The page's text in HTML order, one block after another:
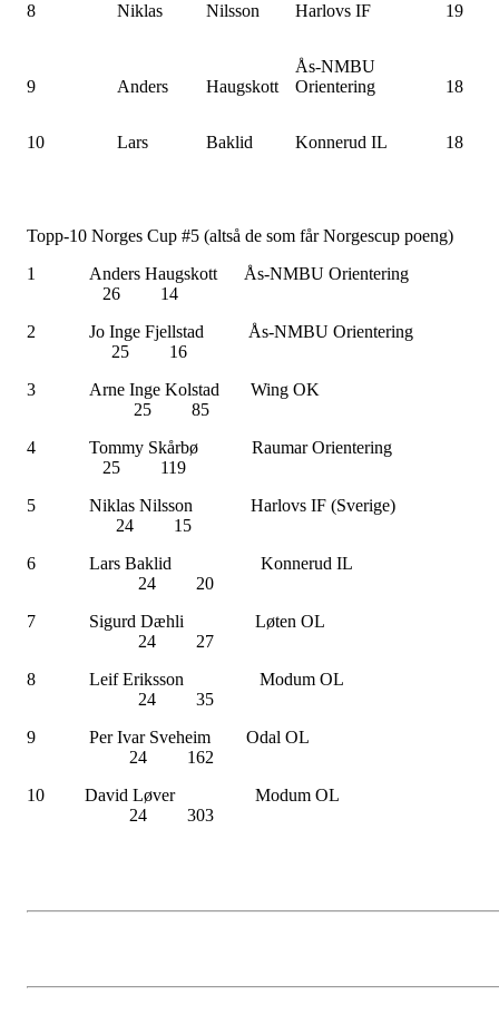
8 Niklas Nilsson Harlovs IF 19
9 Anders Haugskott
Ås-NMBU
Orientering
18
10 Lars Baklid Konnerud IL 18
Topp-10 Norges Cup #5 (altså de som får Norgescup poeng)
1 Anders Haugskott Ås-NMBU
26 14
2 Jo Inge Fjellstad Ås-NMBU
25 16
3 Arne Inge Kolstad Wing
25 85
4 Tommy Skårbø Raumar
25 119
5 Niklas Nilsson Harlovs IF
24 15
6 Lars Baklid Konnerud
24 20
7 Sigurd Dæhli Løten
24 27
8 Leif Eriksson Modum
24 35
9 Per Ivar Sveheim Odal
24 162
10 David Løver Modum
24 303